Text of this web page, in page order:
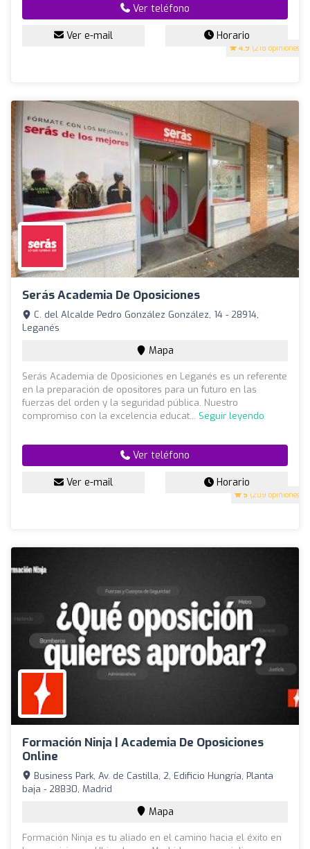
4.9 (218 opiniones)
Ver teléfono
Ver e-mail Horario
Serás Academia De Oposiciones
5 (209 opiniones)
C. del Alcalde Pedro González González, 14 - 28914,
Leganés
Mapa
Serás Academia de Oposiciones en Leganés es un referente
en la preparación de opositores para un futuro en las
fuerzas del orden y la seguridad pública. Nuestro
compromiso con la excelencia educat... Seguir leyendo
Ver teléfono
Ver e-mail Horario
Formación Ninja | Academia De Oposiciones
Online
Business Park, Av. de Castilla, 2, Edificio Hungría, Planta
baja - 28830, Madrid
Mapa
Formación Ninja es tu aliado en el camino hacia el éxito en